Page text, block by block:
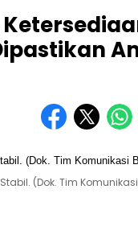
(Dok. Tim